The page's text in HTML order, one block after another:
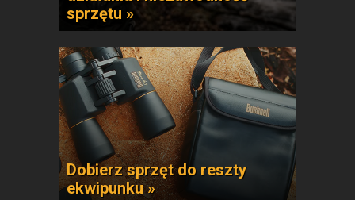
sprzętu »
Dobierz sprzęt do reszty
ekwipunku »